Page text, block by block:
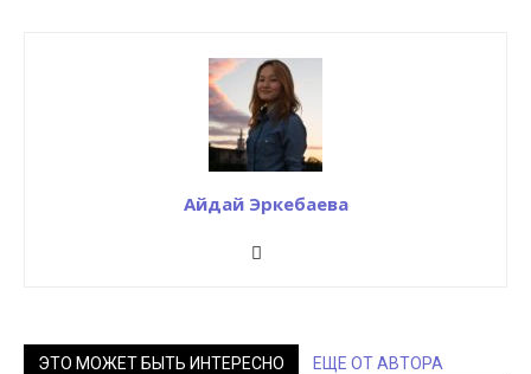
Айдай Эркебаева
ЭТО МОЖЕТ БЫТЬ ИНТЕРЕСНО ЕЩЕ ОТ АВТОРА